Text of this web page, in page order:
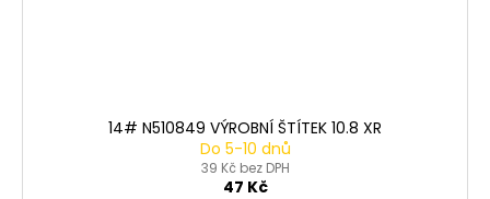
14# N510849 VÝROBNÍ ŠTÍTEK 10.8 XR
Do 5-10 dnů
39 Kč bez DPH
47 Kč